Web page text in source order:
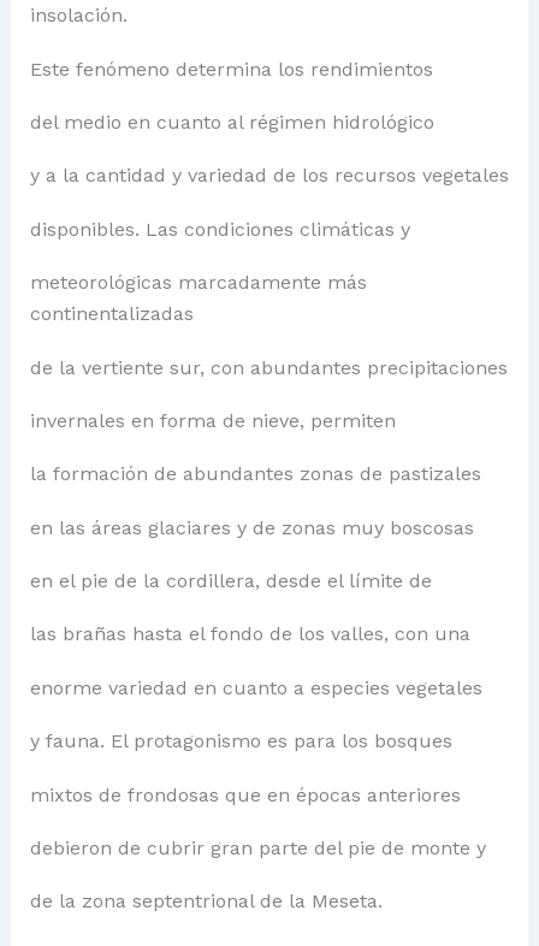
insolación.
Este fenómeno determina los rendimientos
del medio en cuanto al régimen hidrológico
y a la cantidad y variedad de los recursos vegetales
disponibles. Las condiciones climáticas y
meteorológicas marcadamente más
continentalizadas
de la vertiente sur, con abundantes precipitaciones
invernales en forma de nieve, permiten
la formación de abundantes zonas de pastizales
en las áreas glaciares y de zonas muy boscosas
en el pie de la cordillera, desde el límite de
las brañas hasta el fondo de los valles, con una
enorme variedad en cuanto a especies vegetales
y fauna. El protagonismo es para los bosques
mixtos de frondosas que en épocas anteriores
debieron de cubrir gran parte del pie de monte y
de la zona septentrional de la Meseta.